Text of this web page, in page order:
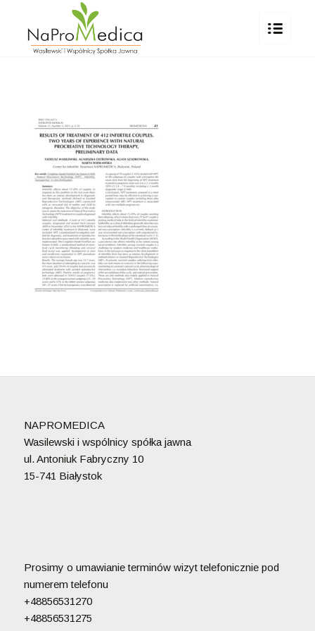
NAPROMEDICA
Wasilewski i wspólnicy spółka jawna
ul. Antoniuk Fabryczny 10
15-741 Białystok
Prosimy o umawianie terminów wizyt telefonicznie pod
numerem telefonu
+48856531270
+48856531275